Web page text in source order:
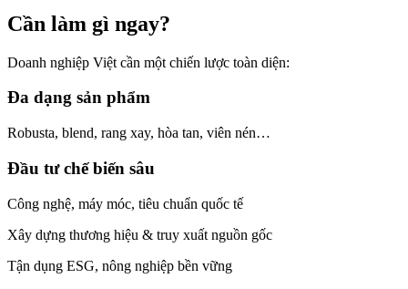
Cần làm gì ngay?
Doanh nghiệp Việt cần một chiến lược toàn diện:
Đa dạng sản phẩm
Robusta, blend, rang xay, hòa tan, viên nén…
Đầu tư chế biến sâu
Công nghệ, máy móc, tiêu chuẩn quốc tế
Xây dựng thương hiệu & truy xuất nguồn gốc
Tận dụng ESG, nông nghiệp bền vững